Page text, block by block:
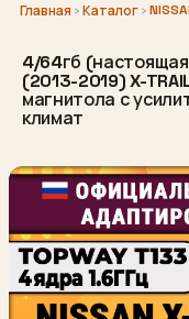
Главная ›Каталог›
4/64гб
(2013-2019) X-
магнитола с
климат